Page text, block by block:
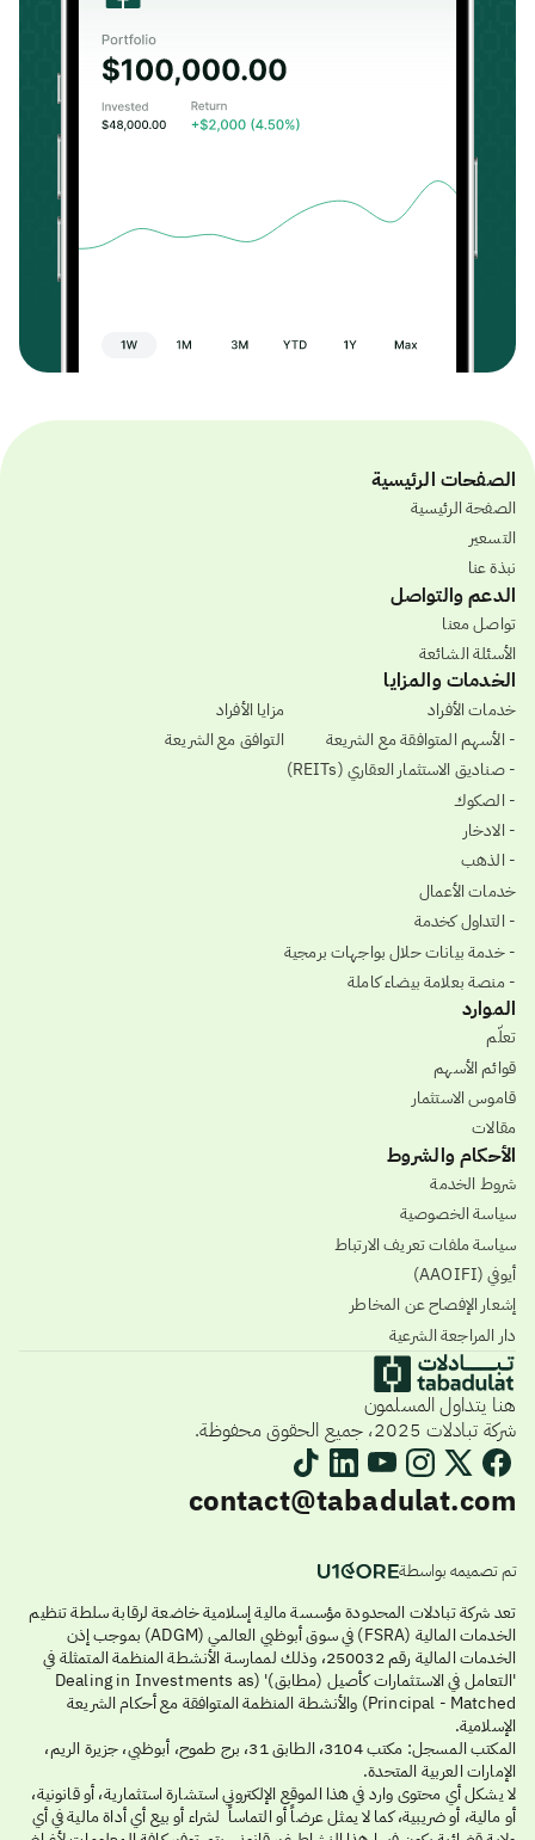
الصفحات الرئيسية
الصفحة الرئيسية
التسعير
نبذة عنا
الدعم والتواصل
تواصل معنا
الأسئلة الشائعة
الخدمات والمزايا
خدمات الأفراد
- الأسهم المتوافقة مع الشريعة
- صناديق الاستثمار العقاري (REITs)
- الصكوك
- الادخار
- الذهب
خدمات الأعمال
- التداول كخدمة
- خدمة بيانات حلال بواجهات برمجية
- منصة بعلامة بيضاء كاملة
مزايا الأفراد
التوافق مع الشريعة
الموارد
تعلّم
قوائم الأسهم
قاموس الاستثمار
مقالات
الأحكام والشروط
شروط الخدمة
سياسة الخصوصية
سياسة ملفات تعريف الارتباط
أيوفي (AAOIFI)
إشعار الإفصاح عن المخاطر
دار المراجعة الشرعية
هنا يتداول المسلمون
شركة تبادلات 2025، جميع الحقوق محفوظة.
contact@tabadulat.com
تم تصميمه بواسطة
تعد شركة تبادلات المحدودة مؤسسة مالية إسلامية خاضعة لرقابة سلطة تنظيم
الخدمات المالية (FSRA) في سوق أبوظبي العالمي (ADGM) بموجب إذن
الخدمات المالية رقم 250032، وذلك لممارسة الأنشطة المنظمة المتمثلة في
'التعامل في الاستثمارات كأصيل (مطابق)' (Dealing in Investments as
Principal - Matched) والأنشطة المنظمة المتوافقة مع أحكام الشريعة
الإسلامية.
المكتب المسجل: مكتب 3104، الطابق 31، برج طموح، أبوظبي، جزيرة الريم،
الإمارات العربية المتحدة.
لا يشكل أي محتوى وارد في هذا الموقع الإلكتروني استشارة استثمارية، أو قانونية،
أو مالية، أو ضريبية، كما لا يمثل عرضاً أو التماساً لشراء أو بيع أي أداة مالية في أي